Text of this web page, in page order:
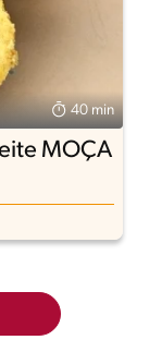
40 min
MOÇA